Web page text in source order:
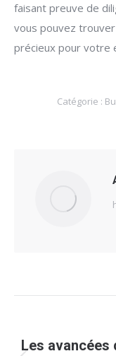
faisant preuve de
vous pouvez
précieux pour votre
Catégorie :
article
Les avancées